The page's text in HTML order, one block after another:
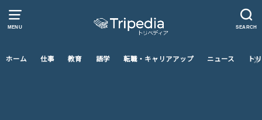
MENU SEARCH
ホーム 仕事 教育 語学 転職・キャリアアップ ニュース ト